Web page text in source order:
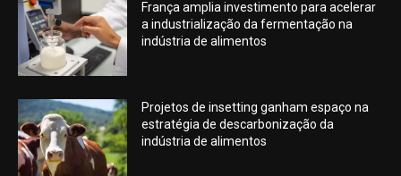
França amplia investimento para acelerar
a industrialização da fermentação na
indústria de alimentos
Projetos de insetting ganham espaço na
estratégia de descarbonização da
indústria de alimentos